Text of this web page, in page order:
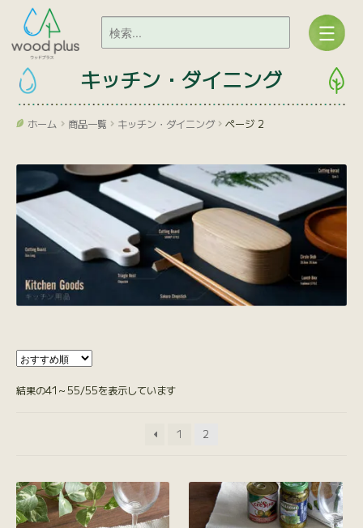
キッチン・ダイニング
ホーム 商品一覧 キッチン・ダイニング ページ 2
結果の41～55/55を表示しています
1 2